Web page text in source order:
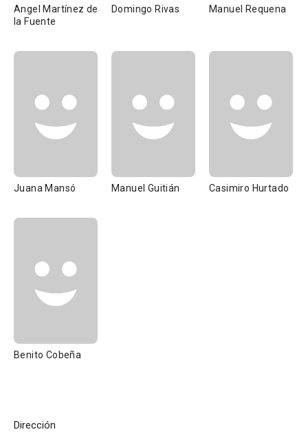
Angel Martínez de
la Fuente
Domingo Rivas Manuel Requena
Juana Mansó Manuel Guitián Casimiro Hurtado
Benito Cobeña
Dirección